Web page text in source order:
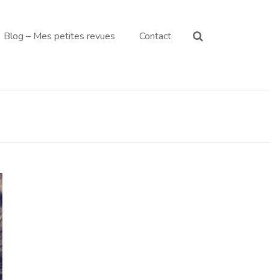
Blog – Mes petites revues Contact